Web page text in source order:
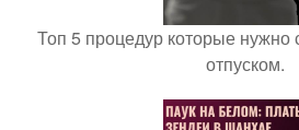
Топ 5 процедур которые нужно
отпуском.